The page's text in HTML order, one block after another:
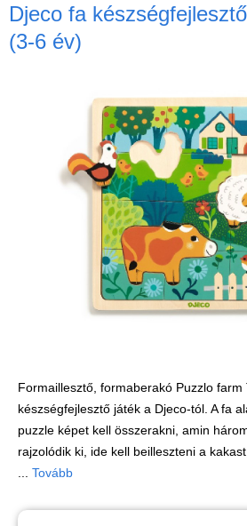
Djeco fa
(3-6 év)
Formaillesztő, formaberakó Puzzlo farm
készségfejlesztő játék a Djeco-tól. A fa
puzzle képet kell összerakni, amin
rajzolódik ki, ide kell beilleszteni a
Tovább
Diafilm
Játék
Kerti